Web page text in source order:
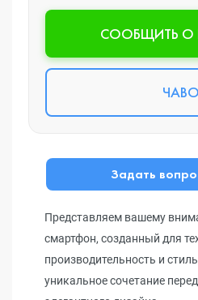
CООБЩИТЬ О
ЧАВО
Задать
Представляем вашему
смартфон, созданный для
производительность и
уникальное сочетание